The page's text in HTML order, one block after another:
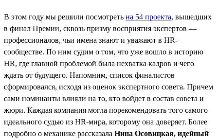
В этом году мы решили посмотреть на 54 проекта, вышедших
в финал Премии, сквозь призму восприятия экспертов —
профессионалов, чьи имена знают и уважают в HR-
сообществе. По ним судим о том, что уже вошло в историю
HR, где главной проблемой была нехватка кадров и чего
ждать от будущего. Напомним, список финалистов
сформировался, исходя из оценок экспертного совета. Причем
сами номинанты влияли на то, кто войдет в состав совета и
жюри. Каждая компания могла порекомендовать того самого
идеального судью из HR-мира, которому она доверяет. Более
подробно о механике рассказала Нина Осовицкая, идейный